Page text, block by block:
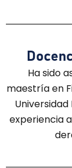
Ha sido
maestría en
experiencia